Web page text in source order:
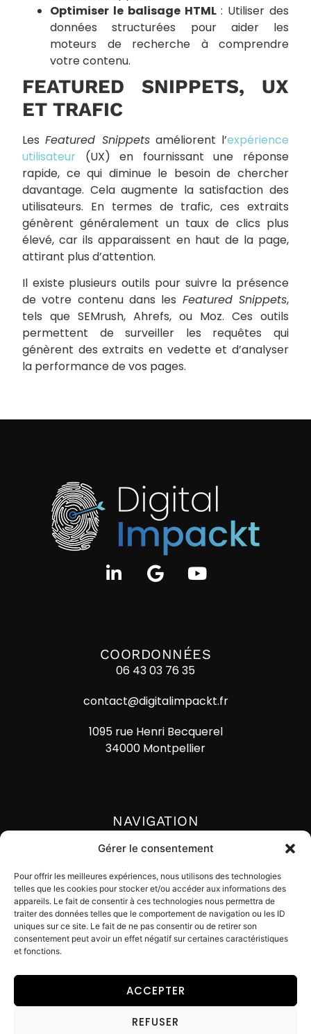
Gérer le consentement
Pour offrir les meilleures expériences, nous utilisons des technologies
telles que les cookies pour stocker et/ou accéder aux informations des
appareils. Le fait de consentir à ces technologies nous permettra de
traiter des données telles que le comportement de navigation ou les ID
uniques sur ce site. Le fait de ne pas consentir ou de retirer son
consentement peut avoir un effet négatif sur certaines caractéristiques
et fonctions.
ACCEPTER
REFUSER
Optimiser le balisage HTML: Utiliser des
données structurées pour aider les
moteurs de recherche à comprendre
votre contenu.
FEATURED SNIPPETS, UX
ET TRAFIC
LesFeatured Snippetsaméliorent l’expérience
utilisateur (UX) en fournissant une réponse
rapide, ce qui diminue le besoin de chercher
davantage. Cela augmente la satisfaction des
utilisateurs. En termes de trafic, ces extraits
génèrent généralement un taux de clics plus
élevé, car ils apparaissent en haut de la page,
attirant plus d’attention.
Il existe plusieurs outils pour suivre la présence
de votre contenu dans les Featured Snippets,
tels que SEMrush, Ahrefs, ou Moz. Ces outils
permettent de surveiller les requêtes qui
génèrent des extraits en vedette et d’analyser
la performance de vos pages.
COORDONNÉES
06 43 03 76 35
contact@digitalimpackt.fr
1095 rue Henri Becquerel
34000 Montpellier
NAVIGATION
Accueil
Actualités
Lexique
Contact
© Digital Impackt